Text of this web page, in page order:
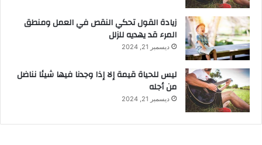
زيادة القول تحكي النقص في العمل ومنطق
المرء قد يهديه للزلل
ديسمبر 21, 2024
ليس للحياة قيمة إلا إذا وجدنا فيها شيئا نناضل
من أجله
ديسمبر 21, 2024